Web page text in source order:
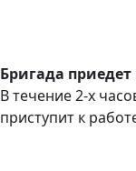
Бригада приедет
В течение 2-х
приступит к